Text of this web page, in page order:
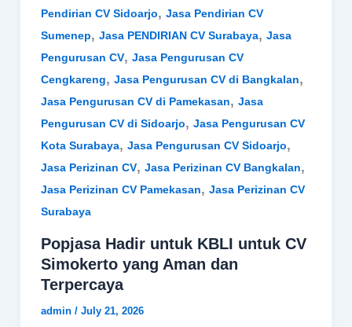
Pendirian CV Sidoarjo, Jasa Pendirian CV
Sumenep, Jasa PENDIRIAN CV Surabaya, Jasa
Pengurusan CV, Jasa Pengurusan CV
Cengkareng, Jasa Pengurusan CV di Bangkalan,
Jasa Pengurusan CV di Pamekasan, Jasa
Pengurusan CV di Sidoarjo, Jasa Pengurusan CV
Kota Surabaya, Jasa Pengurusan CV Sidoarjo,
Jasa Perizinan CV, Jasa Perizinan CV Bangkalan,
Jasa Perizinan CV Pamekasan, Jasa Perizinan CV
Surabaya
Popjasa Hadir untuk KBLI untuk CV
Simokerto yang Aman dan
Terpercaya
admin / July 21, 2026